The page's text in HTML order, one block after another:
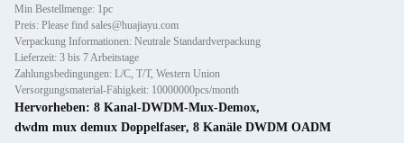
Min Bestellmenge: 1pc
Preis: Please find sales@huajiayu.com
Verpackung Informationen: Neutrale Standardverpackung
Lieferzeit: 3 bis 7 Arbeitstage
Zahlungsbedingungen: L/C, T/T, Western Union
Versorgungsmaterial-Fähigkeit: 10000000pcs/month
Hervorheben: 8 Kanal-DWDM-Mux-Demox,
dwdm mux demux Doppelfaser, 8 Kanäle DWDM OADM